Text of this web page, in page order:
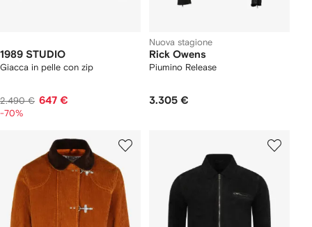
1989 STUDIO
Giacca in pelle con zip
2.490 € 647 €
-70%
Nuova stagione
Rick Owens
Piumino Release
3.305 €